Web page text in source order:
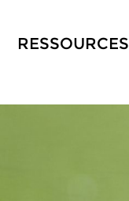
RESSOURCES